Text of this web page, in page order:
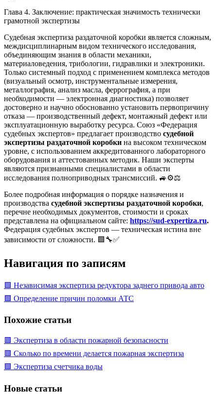
Глава 4. Заключение: практическая значимость технически
грамотной экспертизы
Судебная экспертиза раздаточной коробки является сложным,
междисциплинарным видом технического исследования,
объединяющим знания в области механики,
материаловедения, трибологии, гидравлики и электроники.
Только системный подход с применением комплекса методов
(визуальный осмотр, инструментальные измерения,
металлография, анализ масла, феррография, а при
необходимости — электронная диагностика) позволяет
достоверно и научно обоснованно установить первопричину
отказа — производственный дефект, монтажный дефект или
эксплуатационную выработку ресурса. Союз «Федерация
судебных экспертов» предлагает производство судебной
экспертизы раздаточной коробки на высоком техническом
уровне, с использованием аккредитованного лабораторного
оборудования и аттестованных методик. Наши эксперты
являются признанными специалистами в области
исследования полноприводных трансмиссий. 🚙⚙️⚖️
Более подробная информация о порядке назначения и
производства судебной экспертизы раздаточной коробки,
перечне необходимых документов, стоимости и сроках
представлена на официальном сайте: https://sud-expertiza.ru.
Федерация судебных экспертов — техническая истина вне
зависимости от сложности. 🟩🔧✅
Навигация по записям
🟩 Независимая экспертиза редуктора заднего привода авто
🟩 Определение причин поломки АТС
Похожие статьи
🟥 Экспертиза в области пожарной безопасности
🟥 Сколько по времени делается пожарная экспертиза
🟩 Экспертиза счетчика воды
Новые статьи